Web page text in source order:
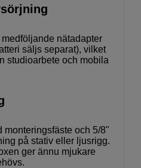
nätadapter
säljs separat), vilket
studioarbete och mobila
monteringsfäste och 5/8"
på stativ eller ljusrigg.
ger ännu mjukare